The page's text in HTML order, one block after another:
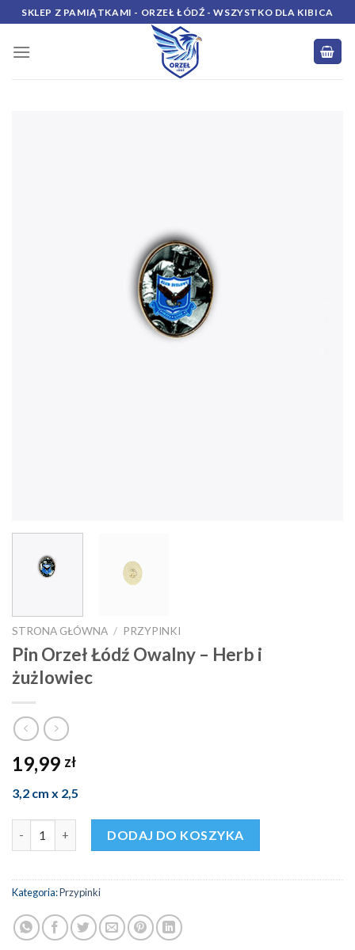
Skip
to
content
SKLEP Z PAMIĄTKAMI - ORZEŁ ŁÓDŹ - WSZYSTKO DLA KIBICA
STRONA GŁÓWNA / PRZYPINKI
Pin Orzeł Łódź Owalny – Herb i
żużlowiec
19,99 zł
3,2 cm x 2,5
DODAJ DO KOSZYKA
Kategoria:Przypinki